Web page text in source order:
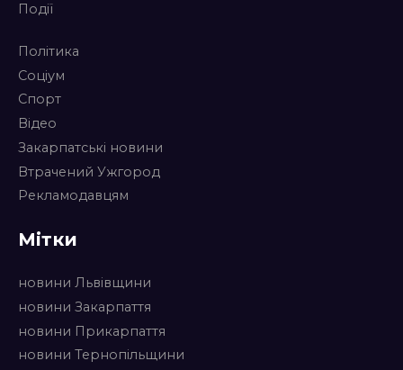
Події
Політика
Соціум
Спорт
Відео
Закарпатські новини
Втрачений Ужгород
Рекламодавцям
Мітки
новини Львівщини
новини Закарпаття
новини Прикарпаття
новини Тернопільщини